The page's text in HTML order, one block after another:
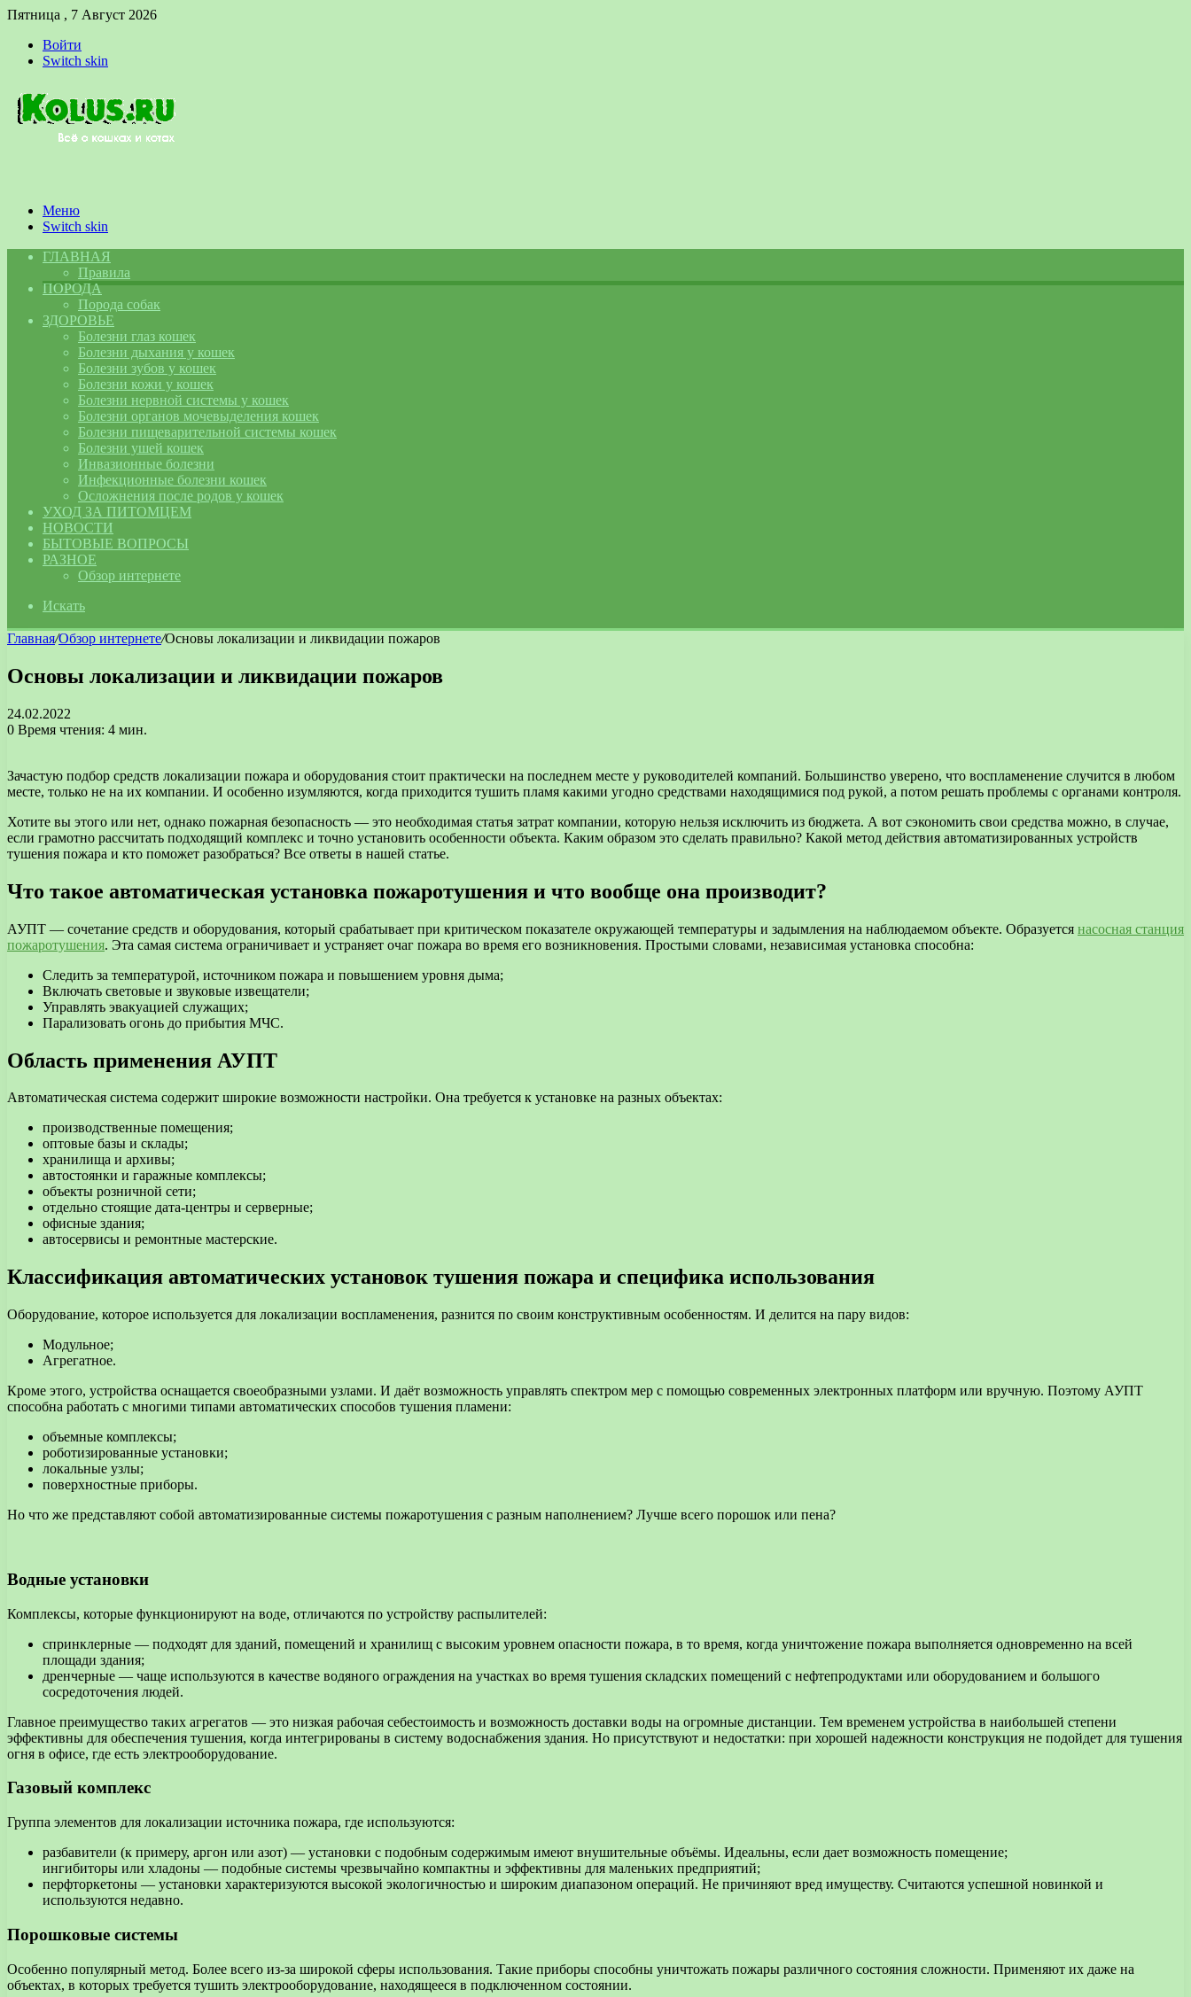
Пятница , 7 Август 2026
Войти
Switch skin
Меню
Switch skin
ГЛАВНАЯ
Правила
ПОРОДА
Порода собак
ЗДОРОВЬЕ
Болезни глаз кошек
Болезни дыхания у кошек
Болезни зубов у кошек
Болезни кожи у кошек
Болезни нервной системы у кошек
Болезни органов мочевыделения кошек
Болезни пищеварительной системы кошек
Болезни ушей кошек
Инвазионные болезни
Инфекционные болезни кошек
Осложнения после родов у кошек
УХОД ЗА ПИТОМЦЕМ
НОВОСТИ
БЫТОВЫЕ ВОПРОСЫ
РАЗНОЕ
Обзор интернете
Искать
Главная/Обзор интернете/Основы локализации и ликвидации пожаров
Основы локализации и ликвидации пожаров
24.02.2022
0 Время чтения: 4 мин.
Зачастую подбор средств локализации пожара и оборудования стоит практически на последнем месте у руководителей компаний. Большинство уверено, что воспламенение случится в любом
месте, только не на их компании. И особенно изумляются, когда приходится тушить пламя какими угодно средствами находящимися под рукой, а потом решать проблемы с органами контроля.
Хотите вы этого или нет, однако пожарная безопасность — это необходимая статья затрат компании, которую нельзя исключить из бюджета. А вот сэкономить свои средства можно, в случае,
если грамотно рассчитать подходящий комплекс и точно установить особенности объекта. Каким образом это сделать правильно? Какой метод действия автоматизированных устройств
тушения пожара и кто поможет разобраться? Все ответы в нашей статье.
Что такое автоматическая установка пожаротушения и что вообще она производит?
АУПТ — сочетание средств и оборудования, который срабатывает при критическом показателе окружающей температуры и задымления на наблюдаемом объекте. Образуется насосная станция
пожаротушения. Эта самая система ограничивает и устраняет очаг пожара во время его возникновения. Простыми словами, независимая установка способна:
Следить за температурой, источником пожара и повышением уровня дыма;
Включать световые и звуковые извещатели;
Управлять эвакуацией служащих;
Парализовать огонь до прибытия МЧС.
Область применения АУПТ
Автоматическая система содержит широкие возможности настройки. Она требуется к установке на разных объектах:
производственные помещения;
оптовые базы и склады;
хранилища и архивы;
автостоянки и гаражные комплексы;
объекты розничной сети;
отдельно стоящие дата-центры и серверные;
офисные здания;
автосервисы и ремонтные мастерские.
Классификация автоматических установок тушения пожара и специфика использования
Оборудование, которое используется для локализации воспламенения, разнится по своим конструктивным особенностям. И делится на пару видов:
Модульное;
Агрегатное.
Кроме этого, устройства оснащается своеобразными узлами. И даёт возможность управлять спектром мер с помощью современных электронных платформ или вручную. Поэтому АУПТ
способна работать с многими типами автоматических способов тушения пламени:
объемные комплексы;
роботизированные установки;
локальные узлы;
поверхностные приборы.
Но что же представляют собой автоматизированные системы пожаротушения с разным наполнением? Лучше всего порошок или пена?
Водные установки
Комплексы, которые функционируют на воде, отличаются по устройству распылителей:
спринклерные — подходят для зданий, помещений и хранилищ с высоким уровнем опасности пожара, в то время, когда уничтожение пожара выполняется одновременно на всей
площади здания;
дренчерные — чаще используются в качестве водяного ограждения на участках во время тушения складских помещений с нефтепродуктами или оборудованием и большого
сосредоточения людей.
Главное преимущество таких агрегатов — это низкая рабочая себестоимость и возможность доставки воды на огромные дистанции. Тем временем устройства в наибольшей степени
эффективны для обеспечения тушения, когда интегрированы в систему водоснабжения здания. Но присутствуют и недостатки: при хорошей надежности конструкция не подойдет для тушения
огня в офисе, где есть электрооборудование.
Газовый комплекс
Группа элементов для локализации источника пожара, где используются:
разбавители (к примеру, аргон или азот) — установки с подобным содержимым имеют внушительные объёмы. Идеальны, если дает возможность помещение;
ингибиторы или хладоны — подобные системы чрезвычайно компактны и эффективны для маленьких предприятий;
перфторкетоны — установки характеризуются высокой экологичностью и широким диапазоном операций. Не причиняют вред имуществу. Считаются успешной новинкой и
используются недавно.
Порошковые системы
Особенно популярный метод. Более всего из-за широкой сферы использования. Такие приборы способны уничтожать пожары различного состояния сложности. Применяют их даже на
объектах, в которых требуется тушить электрооборудование, находящееся в подключенном состоянии.